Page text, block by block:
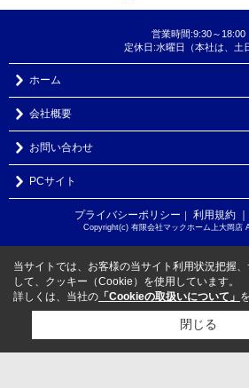
営業時間:9:30～18:00
定休日:水曜日（本社は、土
ホーム
会社概要
お問い合わせ
PCサイト
プライバシーポリシー ｜ 利用規約
Copyright(c) 有限会社マックホーム上大岡店
当サイトでは、お客様の当サイト利用状況把握
して、クッキー（Cookie）を使用しています。
詳しくは、当社の 「Cookieの取扱いについて」
閉じる